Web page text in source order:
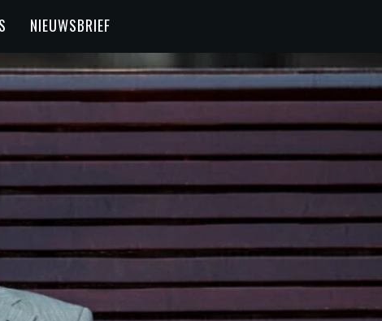
NIEUWSBRIEF